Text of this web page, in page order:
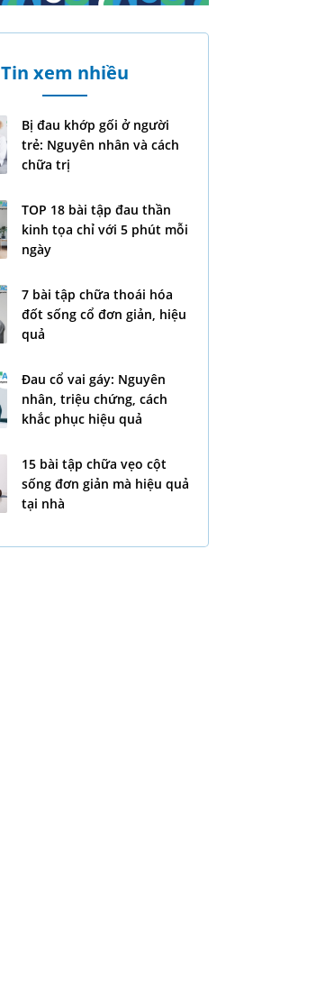
Tin xem nhiều
Bị đau khớp gối ở người
trẻ: Nguyên nhân và cách
chữa trị
TOP 18 bài tập đau thần
kinh tọa chỉ với 5 phút mỗi
ngày
7 bài tập chữa thoái hóa
đốt sống cổ đơn giản, hiệu
quả
Đau cổ vai gáy: Nguyên
nhân, triệu chứng, cách
khắc phục hiệu quả
15 bài tập chữa vẹo cột
sống đơn giản mà hiệu quả
tại nhà